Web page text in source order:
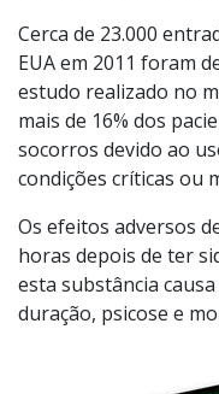
Cerca de 23.000
EUA em 2011 foram
estudo realizado no
mais de 16% dos
socorros devido ao
condições críticas ou
Os efeitos adversos
horas depois de ter
esta substância
duração, psicose e